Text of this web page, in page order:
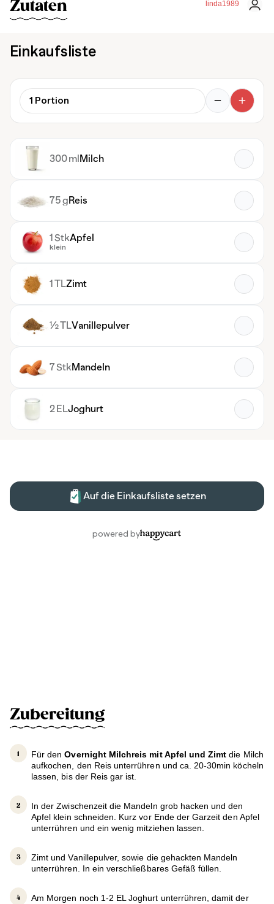
linda1989
Zutaten
Zubereitung
Für denOvernight Milchreis mit Apfel und Zimt die Milch
aufkochen, den Reis unterrühren und ca. 20-30min köcheln
lassen, bis der Reis gar ist.
In der Zwischenzeit die Mandeln grob hacken und den
Apfel klein schneiden. Kurz vor Ende der Garzeit den Apfel
unterrühren und ein wenig mitziehen lassen.
Zimt und Vanillepulver, sowie die gehackten Mandeln
unterrühren. In ein verschließbares Gefäß füllen.
Am Morgen noch 1-2 EL Joghurt unterrühren, damit der